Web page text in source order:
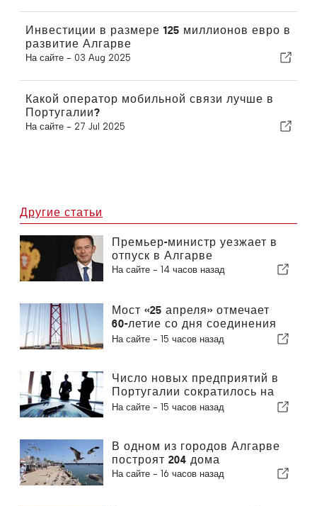
Инвестиции в размере 125 миллионов евро в
развитие Алгарве
На сайте - 03 Aug 2025
Какой оператор мобильной связи лучше в
Португалии?
На сайте - 27 Jul 2025
Другие статьи
Премьер-министр уезжает в
отпуск в Алгарве
На сайте - 14 часов назад
Мост «25 апреля» отмечает
60-летие со дня соединения
Лиссабона и Альмады
На сайте - 15 часов назад
Число новых предприятий в
Португалии сократилось на
4,2 %
На сайте - 15 часов назад
В одном из городов Алгарве
построят 204 дома
На сайте - 16 часов назад